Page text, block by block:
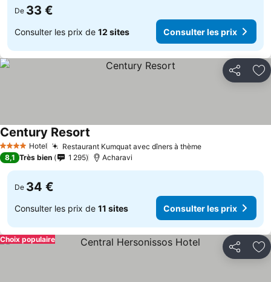
De 33 €
Consulter les prix de 12 sites Consulter les prix
Partager
4 Étoiles Hotel Restaurant Kumquat avec dîners à thème
Century Resort
8,1 Très bien 1 295 Acharavi
De 34 €
Consulter les prix de 11 sites Consulter les prix
Partager
Choix populaire